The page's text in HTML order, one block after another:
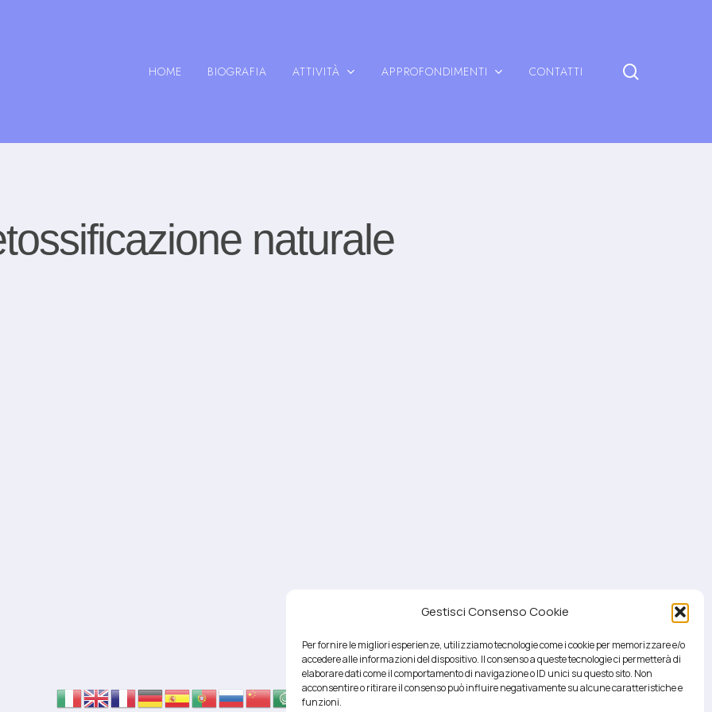
Gestisci Consenso Cookie
Per fornire le migliori esperienze, utilizziamo tecnologie come i cookie per memorizzare e/o
accedere alle informazioni del dispositivo. Il consenso a queste tecnologie ci permetterà di
elaborare dati come il comportamento di navigazione o ID unici su questo sito. Non
acconsentire o ritirare il consenso può influire negativamente su alcune caratteristiche e
funzioni.
HOME BIOGRAFIA ATTIVITÀ APPROFONDIMENTI CONTATTI
naturale